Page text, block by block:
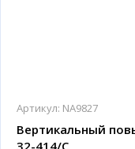
Артикул: NA9827
Вертикальный